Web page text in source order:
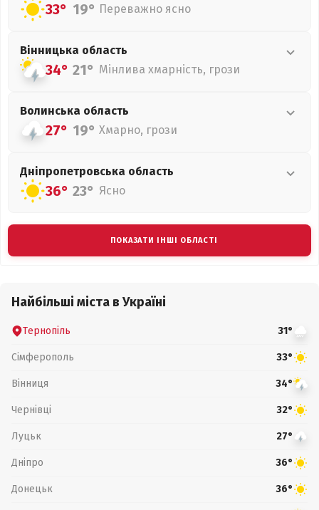
33° 19° Переважно ясно
Вінницька область
34° 21° Мінлива хмарність, грози
Волинська область
27° 19° Хмарно, грози
Дніпропетровська область
36° 23° Ясно
ПОКАЗАТИ ІНШІ ОБЛАСТІ
Найбільші міста в Україні
Тернопіль 31°
Сімферополь 33°
Вінниця 34°
Чернівці 32°
Луцьк 27°
Дніпро 36°
Донецьк 36°